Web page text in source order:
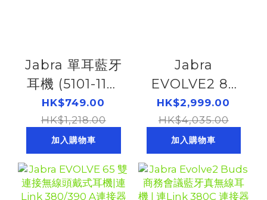
Jabra 單耳藍牙
耳機 (5101-119)
(184261206)
HK$749.00
HK$1,218.00
加入購物車
Jabra
EVOLVE2 85
頭戴式藍牙耳機
連Link 380A連
接器 (28599-
(184261140)
HK$2,999.00
HK$4,035.00
加入購物車